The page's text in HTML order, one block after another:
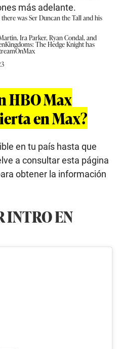
más adelante.
there was Ser Duncan the Tall and his
Ira Parker, Ryan Condal, and
: The Hedge Knight has
HBO Max
en Max?
en tu país hasta que
a consultar esta página
obtener la información
INTRO EN